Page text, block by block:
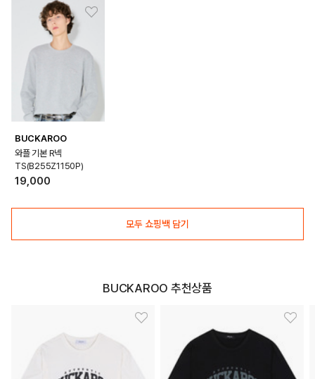
BUCKAROO
와플 기본 R넥
TS(B255Z1150P)
19,000
모두 쇼핑백 담기
BUCKAROO 추천상품